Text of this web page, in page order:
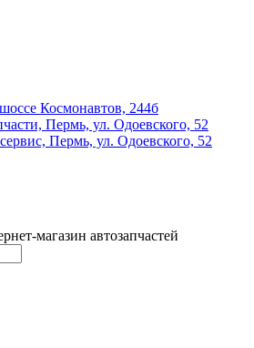
Космонавтов, 244б
Пермь, ул. Одоевского, 52
Пермь, ул. Одоевского, 52
магазин автозапчастей